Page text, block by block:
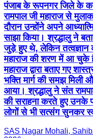
पंजाब के रूपनगर जिले के
रामपाल जी महाराज से
दौरान उन्होंने अपने
साझा किया। श्रद्धालु ने
जुड़े हुए थे, लेकिन
महाराज की शरण में आ चुके
महाराज द्वारा बताए गए
भक्ति मार्ग की समझ मिली
आया। श्रद्धालु ने संत
की सराहना करते हुए उनके
लोगों से भी सत्संग सुनकर
SAS Nagar Mohali,